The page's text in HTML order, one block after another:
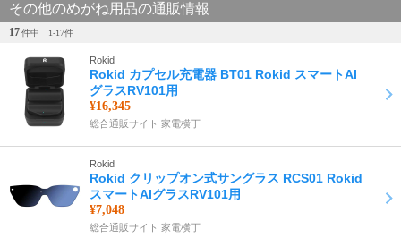
その他のめがね用品の通販情報
17件中 1-17件
Rokid
Rokid カプセル充電器 BT01 Rokid スマートAI
グラスRV101用
¥16,345
総合通販サイト 家電横丁
Rokid
Rokid クリップオン式サングラス RCS01 Rokid
スマートAIグラスRV101用
¥7,048
総合通販サイト 家電横丁